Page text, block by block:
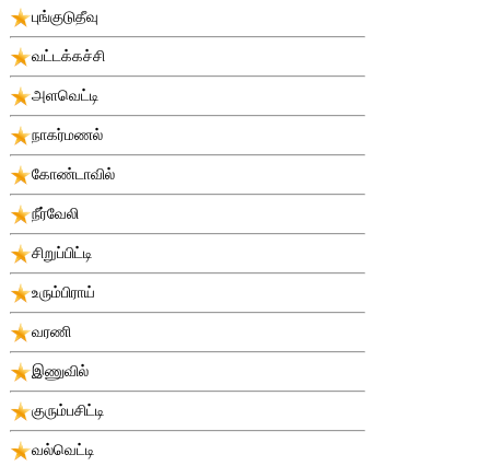
புங்குடுதீவு
வட்டக்கச்சி
அளவெட்டி
நாகர்மணல்
கோண்டாவில்
நீர்வேலி
சிறுப்பிட்டி
உரும்பிராய்
வரணி
இணுவில்
குரும்பசிட்டி
வல்வெட்டி